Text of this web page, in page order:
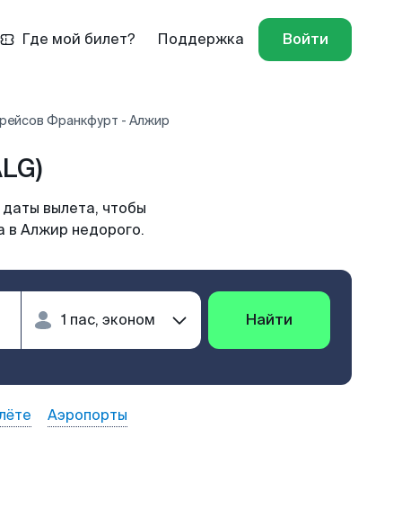
Где мой билет? Поддержка Войти
Франкфурт - Алжир
вылета, чтобы
в Алжир недорого.
Найти
Аэропорты